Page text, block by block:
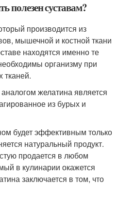
полезен суставам?
производится из
мышечной и костной ткани
находятся именно те
организму при
тканей.
желатина является
из бурых и
будет эффективным только
натуральный продукт.
продается в любом
в кулинарии окажется
заключается в том, что